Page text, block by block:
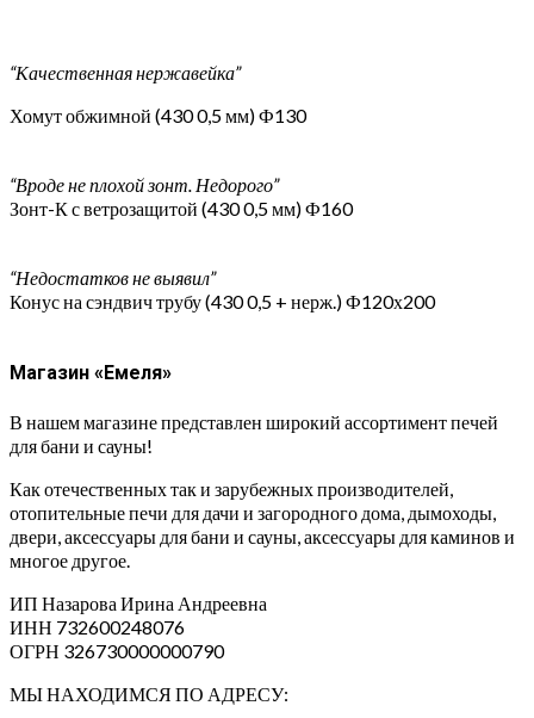
“Качественная нержавейка”
Хомут обжимной (430 0,5 мм) Ф130
“Вроде не плохой зонт. Недорого”
Зонт-К с ветрозащитой (430 0,5 мм) Ф160
“Недостатков не выявил”
Конус на сэндвич трубу (430 0,5 + нерж.) Ф120х200
Магазин «Емеля»
В нашем магазине представлен широкий ассортимент печей
для бани и сауны!
Как отечественных так и зарубежных производителей,
отопительные печи для дачи и загородного дома, дымоходы,
двери, аксессуары для бани и сауны, аксессуары для каминов и
многое другое.
ИП Назарова Ирина Андреевна⁠
ИНН 732600248076
ОГРН 326730000000790
МЫ НАХОДИМСЯ ПО АДРЕСУ: